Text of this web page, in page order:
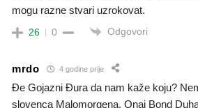
mogu razne stvari uzrokovat.
26 0 Odgovori
mrdo 4 godine prije
Đe Gojazni Đura da nam kaže koju?
slovenca Malomorgena. Onaj Bond